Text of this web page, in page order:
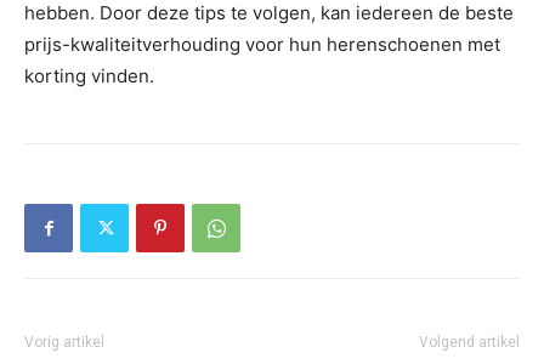
hebben. Door deze tips te volgen, kan iedereen de beste
prijs-kwaliteitverhouding voor hun herenschoenen met
korting vinden.
Vorig artikel Volgend artikel